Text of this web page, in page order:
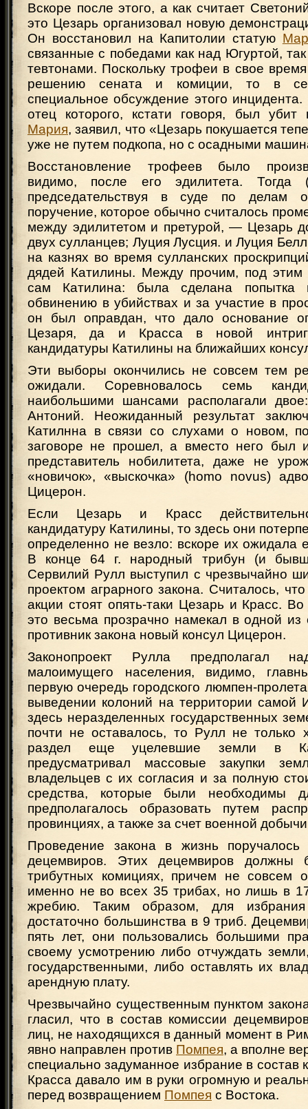
Вскоре после этого, а как считает
это Цезарь организовал новую
Он восстановил на Капитолии статую
связанные с победами как над Югуртой,
тевтонами. Поскольку трофеи в свое
решению сената и комиции, то в
специальное обсуждение этого
отец которого, кстати говоря, был убит
Мария, заявил, что «Цезарь покушается
уже не путем подкопа, но с осадными
Восстановление трофеев было
видимо, после его эдилитета.
председательствуя в суде по делам
поручение, которое обычно считалось
между эдилитетом и претурой, — Цезарь
двух сулланцев; Луция Лусция. и Луция
на казнях во время сулланских
дядей Катилины. Между прочим, под этим
сам Катилина: была сделана попытка
обвинению в убийствах и за участие в
он был оправдан, что дало основание
Цезаря, да и Красса в новой
кандидатуры Катилины на ближайших
Эти выборы окончились не совсем тем
ожидали. Соревновалось семь
наибольшими шансами располагали
Антоний. Неожиданный результат
Катилнна в связи со слухами о новом,
заговоре не прошел, а вместо него был
представитель нобилитета, даже не
«новичок», «выскочка» (homo novus)
Цицерон.
Если Цезарь и Красс
кандидатуру Катилины, то здесь они
определенно не везло: вскоре их ожидала
В конце 64 г. народный трибун (и
Сервилий Рулл выступил с чрезвычайно
проектом аграрного закона. Считалось,
акции стоят опять-таки Цезарь и Красс.
это весьма прозрачно намекал в одной
противник закона новый консул Цицерон.
Законопроект Рулла предполагал
малоимущего населения, видимо,
первую очередь городского люмпен-
выведении колоний на территории самой
здесь неразделенных государственных
почти не оставалось, то Рулл не только
раздел еще уцелевшие земли в
предусматривал массовые закупки
владельцев с их согласия и за полную
средства, которые были необходимы
предполагалось образовать путем
провинциях, а также за счет военной
Проведение закона в жизнь поручалось
децемвиров. Этих децемвиров должны
трибутных комициях, причем не совсем
именно не во всех 35 трибах, но лишь в
жребию. Таким образом, для
достаточно большинства в 9 триб.
пять лет, они пользовались большими
своему усмотрению либо отчуждать
государственными, либо оставлять их
арендную плату.
Чрезвычайно существенным пунктом
гласил, что в состав комиссии
лиц, не находящихся в данный момент в
явно направлен против Помпея, а вполне
специально задуманное избрание в состав
Красса давало им в руки огромную и
перед возвращением Помпея с Востока.